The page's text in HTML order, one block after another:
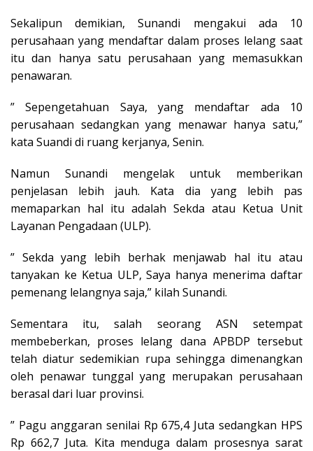
Sekalipun demikian, Sunandi mengakui ada 10
perusahaan yang mendaftar dalam proses lelang saat
itu dan hanya satu perusahaan yang memasukkan
penawaran.
” Sepengetahuan Saya, yang mendaftar ada 10
perusahaan sedangkan yang menawar hanya satu,”
kata Suandi di ruang kerjanya, Senin.
Namun Sunandi mengelak untuk memberikan
penjelasan lebih jauh. Kata dia yang lebih pas
memaparkan hal itu adalah Sekda atau Ketua Unit
Layanan Pengadaan (ULP).
” Sekda yang lebih berhak menjawab hal itu atau
tanyakan ke Ketua ULP, Saya hanya menerima daftar
pemenang lelangnya saja,” kilah Sunandi.
Sementara itu, salah seorang ASN setempat
membeberkan, proses lelang dana APBDP tersebut
telah diatur sedemikian rupa sehingga dimenangkan
oleh penawar tunggal yang merupakan perusahaan
berasal dari luar provinsi.
” Pagu anggaran senilai Rp 675,4 Juta sedangkan HPS
Rp 662,7 Juta. Kita menduga dalam prosesnya sarat